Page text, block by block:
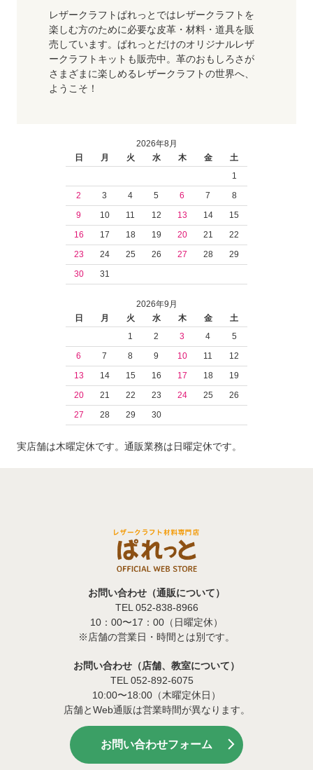
レザークラフトぱれっとではレザークラフトを
楽しむ方のために必要な皮革・材料・道具を販
売しています。ぱれっとだけのオリジナルレザ
ークラフトキットも販売中。革のおもしろさが
さまざまに楽しめるレザークラフトの世界へ、
ようこそ！
2026年8月
日
月 火 水 木 金
土
1
2
3 4 5 6 7
8
9
10 11 12 13 14
15
16
17 18 19 20 21
22
23
24 25 26 27 28
29
30
31
2026年9月
日
月 火 水 木 金
土
1
2 3 4
5
6
7 8 9 10 11
12
13
14 15 16 17 18
19
20
21 22 23 24 25
26
27
28 29 30
実店舗は木曜定休です。通販業務は日曜定休です。
お問い合わせ（通販について）
TEL 052-838-8966
10：00〜17：00（日曜定休）
※店舗の営業日・時間とは別です。
お問い合わせ（店舗、教室について）
TEL 052-892-6075
10:00〜18:00（木曜定休日）
店舗とWeb通販は営業時間が異なります。
お問い合わせフォーム